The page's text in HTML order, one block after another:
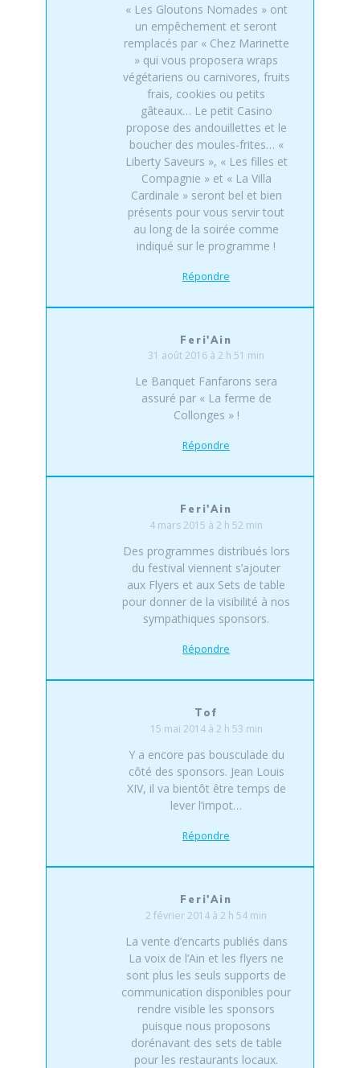
« Les Gloutons Nomades » ont
un empêchement et seront
remplacés par « Chez Marinette
» qui vous proposera wraps
végétariens ou carnivores, fruits
frais, cookies ou petits
gâteaux… Le petit Casino
propose des andouillettes et le
boucher des moules-frites… «
Liberty Saveurs », « Les filles et
Compagnie » et « La Villa
Cardinale » seront bel et bien
présents pour vous servir tout
au long de la soirée comme
indiqué sur le programme !
Répondre
Feri'Ain
31 août 2016 à 2 h 51 min
Le Banquet Fanfarons sera
assuré par « La ferme de
Collonges » !
Répondre
Feri'Ain
4 mars 2015 à 2 h 52 min
Des programmes distribués lors
du festival viennent s’ajouter
aux Flyers et aux Sets de table
pour donner de la visibilité à nos
sympathiques sponsors.
Répondre
Tof
15 mai 2014 à 2 h 53 min
Y a encore pas bousculade du
côté des sponsors. Jean Louis
XIV, il va bientôt être temps de
lever l’impot…
Répondre
Feri'Ain
2 février 2014 à 2 h 54 min
La vente d’encarts publiés dans
La voix de l’Ain et les flyers ne
sont plus les seuls supports de
communication disponibles pour
rendre visible les sponsors
puisque nous proposons
dorénavant des sets de table
pour les restaurants locaux.